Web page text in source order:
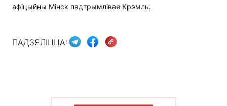
афіцыйны Мінск падтрымлівае Крэмль.
ПАДЗЯЛІЦЦА: